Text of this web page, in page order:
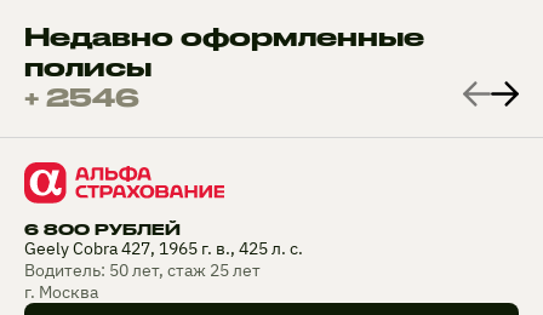
Недавно оформленные
полисы
+ 2546
6 800 РУБЛЕЙ
Geely Cobra 427, 1965 г. в., 425 л. с.
Водитель: 50 лет, стаж 25 лет
г. Москва